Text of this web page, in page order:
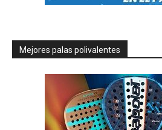
Mejores palas polivalentes